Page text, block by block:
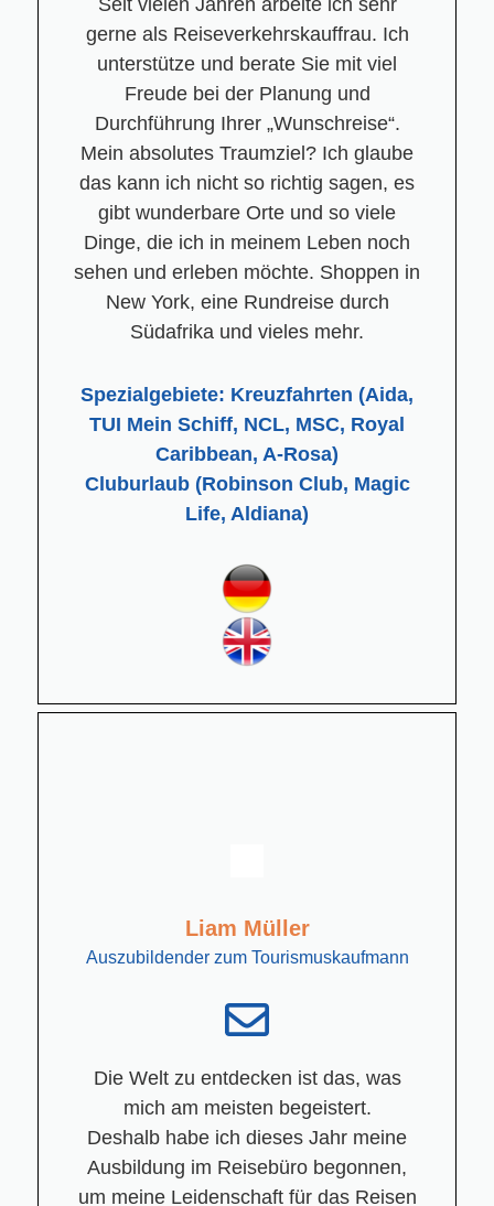
gerne als Reiseverkehrskauffrau. Ich
unterstütze und berate Sie mit viel
Freude bei der Planung und
Durchführung Ihrer „Wunschreise“.
Mein absolutes Traumziel? Ich glaube
das kann ich nicht so richtig sagen, es
gibt wunderbare Orte und so viele
Dinge, die ich in meinem Leben noch
sehen und erleben möchte. Shoppen in
New York, eine Rundreise durch
Südafrika und vieles mehr.
Spezialgebiete: Kreuzfahrten (Aida,
TUI Mein Schiff, NCL, MSC, Royal
Caribbean, A-Rosa)
Cluburlaub (Robinson Club, Magic
Life, Aldiana)
Liam Müller
Auszubildender zum Tourismuskaufmann
Die Welt zu entdecken ist das, was
mich am meisten begeistert.
Deshalb habe ich dieses Jahr meine
Ausbildung im Reisebüro begonnen,
um meine Leidenschaft für das Reisen